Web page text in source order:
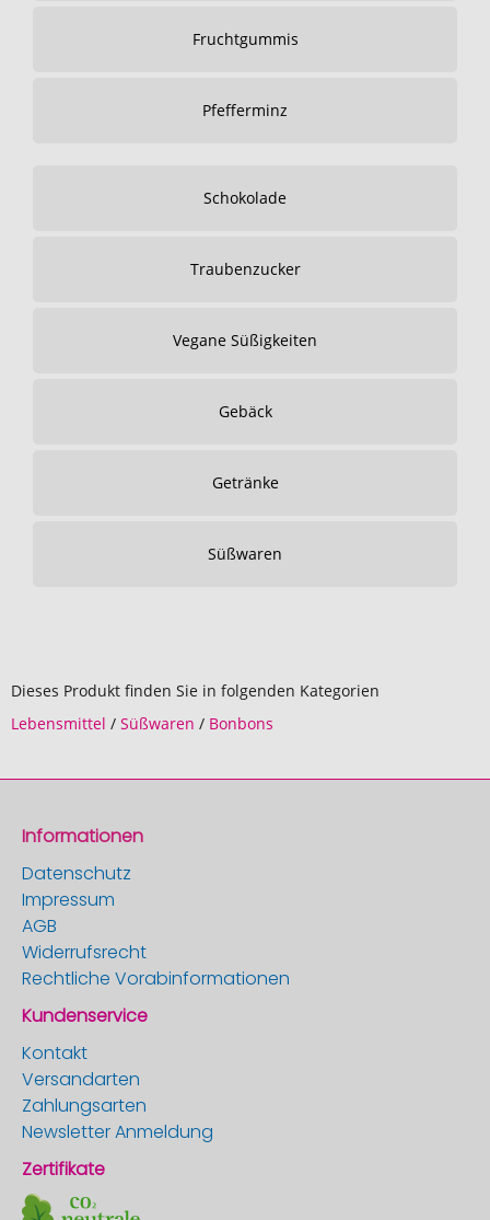
Fruchtgummis
Pfefferminz
Schokolade
Traubenzucker
Vegane Süßigkeiten
Gebäck
Getränke
Süßwaren
Dieses Produkt finden Sie in folgenden Kategorien
Lebensmittel / Süßwaren / Bonbons
Informationen
Datenschutz
Impressum
AGB
Widerrufsrecht
Rechtliche Vorabinformationen
Kundenservice
Kontakt
Versandarten
Zahlungsarten
Newsletter Anmeldung
Zertifikate